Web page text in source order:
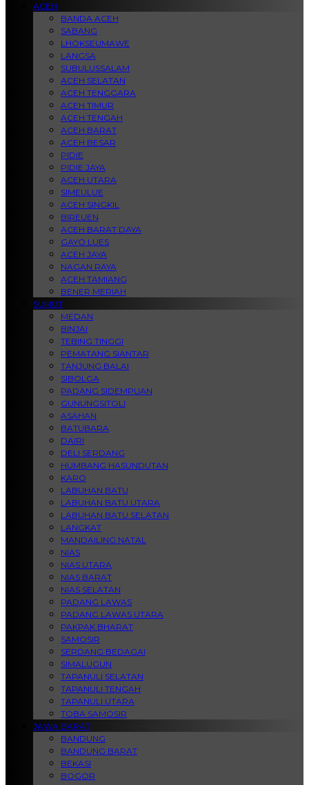
ACEH
BANDA ACEH
SABANG
LHOKSEUMAWE
LANGSA
SUBULUSSALAM
ACEH SELATAN
ACEH TENGGARA
ACEH TIMUR
ACEH TENGAH
ACEH BARAT
ACEH BESAR
PIDIE
PIDIE JAYA
ACEH UTARA
SIMEULUE
ACEH SINGKIL
BIREUEN
ACEH BARAT DAYA
GAYO LUES
ACEH JAYA
NAGAN RAYA
ACEH TAMIANG
BENER MERIAH
SUMUT
MEDAN
BINJAI
TEBING TINGGI
PEMATANG SIANTAR
TANJUNG BALAI
SIBOLGA
PADANG SIDEMPUAN
GUNUNGSITOLI
ASAHAN
BATUBARA
DAIRI
DELI SERDANG
HUMBANG HASUNDUTAN
KARO
LABUHAN BATU
LABUHAN BATU UTARA
LABUHAN BATU SELATAN
LANGKAT
MANDAILING NATAL
NIAS
NIAS UTARA
NIAS BARAT
NIAS SELATAN
PADANG LAWAS
PADANG LAWAS UTARA
PAKPAK BHARAT
SAMOSIR
SERDANG BEDAGAI
SIMALUGUN
TAPANULI SELATAN
TAPANULI TENGAH
TAPANULI UTARA
TOBA SAMOSIR
JAWA BARAT
BANDUNG
BANDUNG BARAT
BEKASI
BOGOR